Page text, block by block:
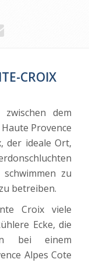
CROIX
dem
Provence
der ideale Ort,
zu
betreiben.
Croix viele
Ecke, die
bei einem
Alpes Cote